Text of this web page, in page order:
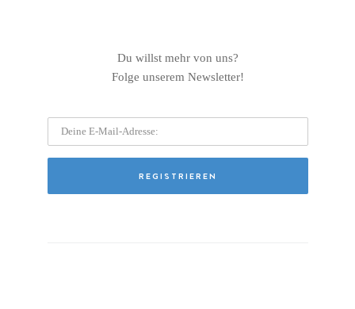
Du willst mehr von uns?
Folge unserem Newsletter!